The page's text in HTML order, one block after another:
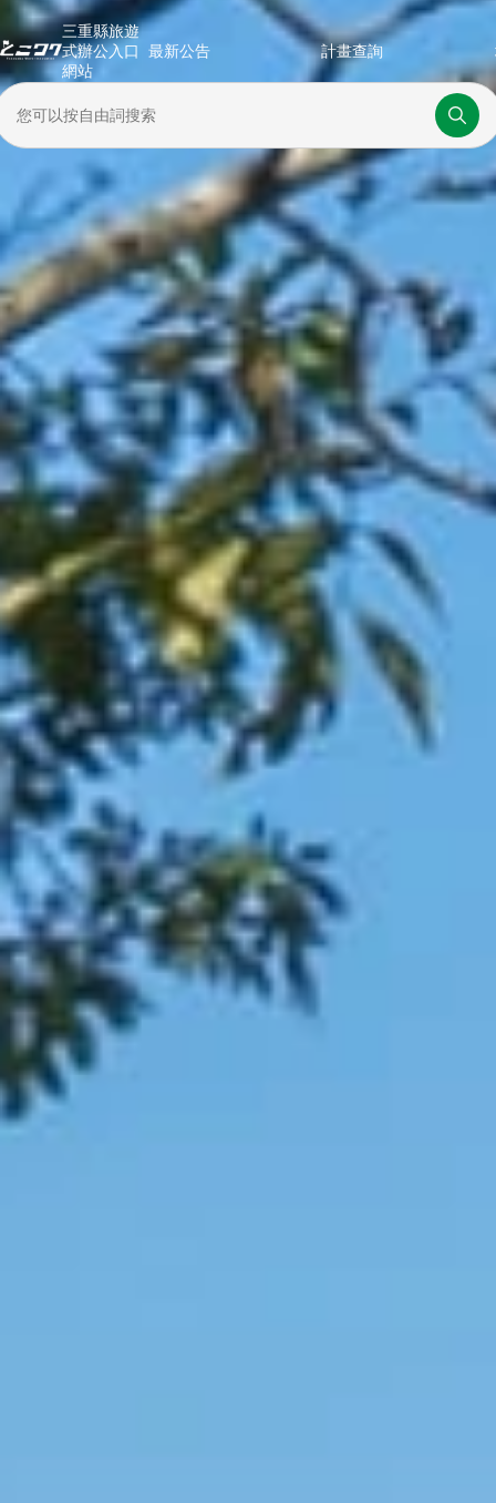
三重縣旅遊
式辦公入口
網站
最新公告 計畫查詢